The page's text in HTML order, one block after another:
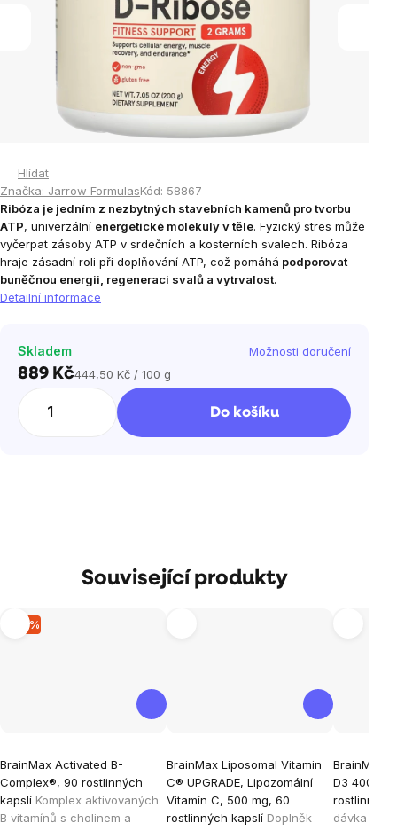
Hlídat
Značka: Jarrow FormulasKód: 58867
Ribóza je jedním z nezbytných stavebních kamenů pro tvorbu
ATP, univerzální energetické molekuly v těle. Fyzický stres může
vyčerpat zásoby ATP v srdečních a kosterních svalech. Ribóza
hraje zásadní roli při doplňování ATP, což pomáhá podporovat
buněčnou energii, regeneraci svalů a vytrvalost.
Detailní informace
Skladem Možnosti doručení
889 KčMěrná
444,50 Kč / 100 g
Do košíku
Související produkty
–15 %
BrainMax Activated B-
Complex®, 90 rostlinných
kapslí Komplex aktivovaných
B vitamínů s cholinem a
hodnocení
produktu
je
BrainMax Liposomal Vitamin
C® UPGRADE, Lipozomální
Vitamín C, 500 mg, 60
rostlinných kapslí Doplněk
hodnocení
produktu
je
BrainMax
D3 4000
dávka D3
produktu
je